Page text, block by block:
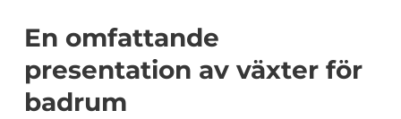
En omfattande
presentation av växter för
badrum